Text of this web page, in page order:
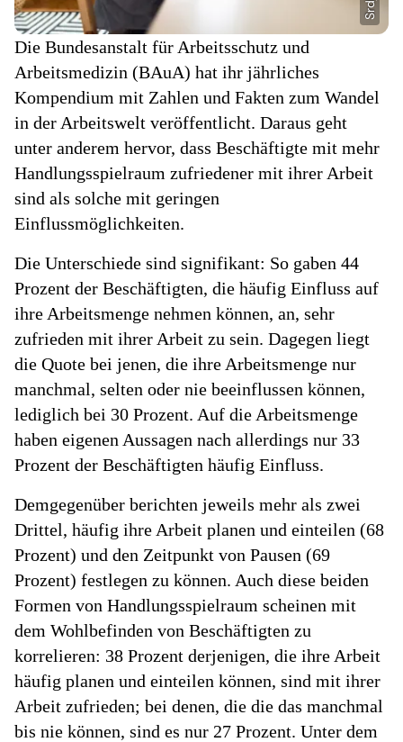
Die Bundesanstalt für Arbeitsschutz und
Arbeitsmedizin (BAuA) hat ihr jährliches
Kompendium mit Zahlen und Fakten zum Wandel
in der Arbeitswelt veröffentlicht. Daraus geht
unter anderem hervor, dass Beschäftigte mit mehr
Handlungsspielraum zufriedener mit ihrer Arbeit
sind als solche mit geringen
Einflussmöglichkeiten.
Die Unterschiede sind signifikant: So gaben 44
Prozent der Beschäftigten, die häufig Einfluss auf
ihre Arbeitsmenge nehmen können, an, sehr
zufrieden mit ihrer Arbeit zu sein. Dagegen liegt
die Quote bei jenen, die ihre Arbeitsmenge nur
manchmal, selten oder nie beeinflussen können,
lediglich bei 30 Prozent. Auf die Arbeitsmenge
haben eigenen Aussagen nach allerdings nur 33
Prozent der Beschäftigten häufig Einfluss.
Demgegenüber berichten jeweils mehr als zwei
Drittel, häufig ihre Arbeit planen und einteilen (68
Prozent) und den Zeitpunkt von Pausen (69
Prozent) festlegen zu können. Auch diese beiden
Formen von Handlungsspielraum scheinen mit
dem Wohlbefinden von Beschäftigten zu
korrelieren: 38 Prozent derjenigen, die ihre Arbeit
häufig planen und einteilen können, sind mit ihrer
Arbeit zufrieden; bei denen, die die das manchmal
bis nie können, sind es nur 27 Prozent. Unter dem